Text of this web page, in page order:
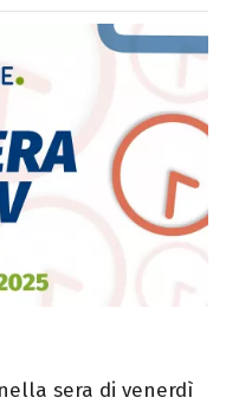
del portale
della
e del gossip.
sera di venerdì